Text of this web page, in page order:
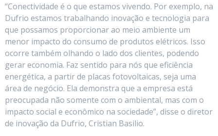
“Conectividade é o que estamos vivendo. Por exemplo, na
Dufrio estamos trabalhando inovação e tecnologia para
que possamos proporcionar ao meio ambiente um
menor impacto do consumo de produtos elétricos. Isso
ocorre também olhando o lado dos clientes, podendo
gerar economia. Faz sentido para nós que eficiência
energética, a partir de placas fotovoltaicas, seja uma
área de negócio. Ela demonstra que a empresa está
preocupada não somente com o ambiental, mas com o
impacto social e econômico na sociedade”, disse o diretor
de inovação da Dufrio, Cristian Basilio.